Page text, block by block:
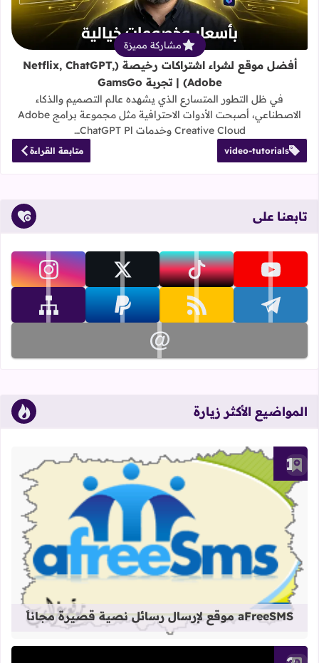
مشاركة مميزة
أفضل موقع لشراء اشتراكات رخيصة (Netflix, ChatGPT,
Adobe) | تجربة GamsGo
في ظل التطور المتسارع الذي يشهده عالم التصميم والذكاء
الاصطناعي، أصبحت الأدوات الاحترافية مثل مجموعة برامج Adobe
Creative Cloud وخدمات ChatGPT Pl…
video-tutorials متابعة القراءة
تابعنا على
تابعنا على youtube تابعنا على tiktok تابعنا على x تابعنا على instagram
تابعنا على telegram تابعنا على rss تابعنا على paypal تابعنا على sitemap
تابعنا على email
المواضيع الأكثر زيارة
أضف إلى العلامات المرجعية
قراءة المزيد عن aFreeSMS موقع لإرسال رسائل نصية قصيرة مجاناً
aFreeSMS موقع لإرسال رسائل نصية قصيرة مجاناً